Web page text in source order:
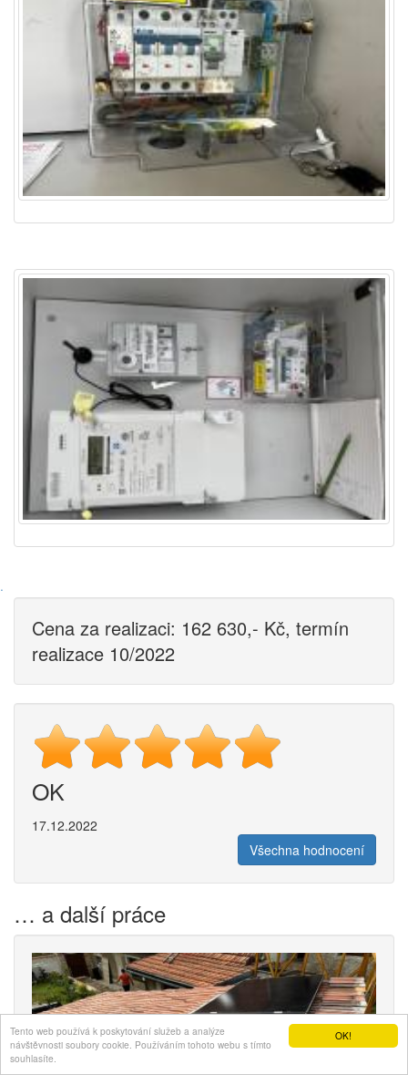
OK!
Tento web používá k poskytování služeb a analýze
návštěvnosti soubory cookie. Používáním tohoto webu s tímto
souhlasíte.
·
Cena za realizaci: 162 630,- Kč, termín
realizace 10/2022
OK
17.12.2022
Všechna hodnocení
… a další práce